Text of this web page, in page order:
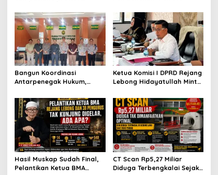
Plt. Kepala SMKN 5
Kepahiang Bagikan 215
Sepatu Dan Baju Gratis
Kronologi dan Motif Para
Tersangka
Bangun Koordinasi
Antarpenegak Hukum,
Silaturahmi ke PN Curup
Ketua Komisi I DPRD Rejang
Lebong Hidayatullah Minta
Pelantikan Pengurus BMA
Hasil Muskap Sudah Final,
Pelantikan Ketua BMA
CT Scan Rp5,27 Miliar
Diduga Terbengkalai Sejak